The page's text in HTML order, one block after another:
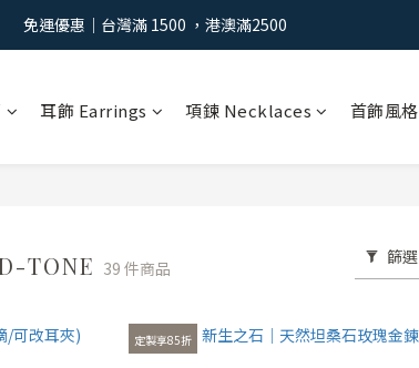
免運優惠｜台灣滿 1500 ，港澳滿2500
免運優惠｜台灣滿 1500 ，港澳滿2500
耳飾 Earrings 項鍊 Necklaces 首飾風格
TONE 39 件商品
篩選
定製享85折